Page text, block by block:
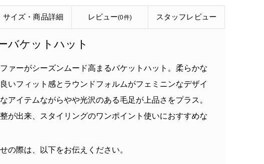
サイズ・商品詳細 レビュー(0件) スタッフ レビュー
バケットハット
ァーがシーズンムード高まるバケットハット。柔らかな
いフィット感とラウンドフォルムがフェミニンなデザイ
アイテムながらやや光沢のある毛足が上品さをプラス。
が出来、スタイリングのワンポイント使いにおすすめな
の際は、以下をお伝えください。